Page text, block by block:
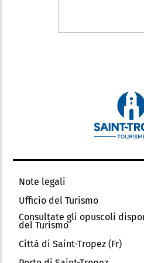
Note legali
Ufficio del Turismo
Consultate gli opuscoli
del Turismo
Città di Saint-Tropez (Fr)